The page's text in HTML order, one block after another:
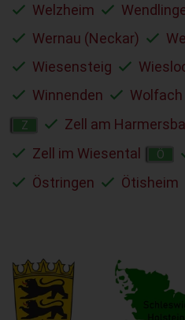
Welzheim
Wernau (Neckar)
Wiesensteig
Winnenden
Wolfach
Z
Zell am
Zell im Wiesental
Ö
Östringen
Ötisheim